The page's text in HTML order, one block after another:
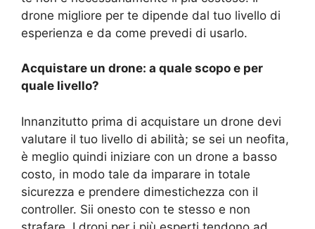
drone migliore per te dipende dal tuo livello di
esperienza e da come prevedi di usarlo.
Acquistare un drone: a quale scopo e per
quale livello?
Innanzitutto prima di acquistare un drone devi
valutare il tuo livello di abilità; se sei un neofita,
è meglio quindi iniziare con un drone a basso
costo, in modo tale da imparare in totale
sicurezza e prendere dimestichezza con il
controller. Sii onesto con te stesso e non